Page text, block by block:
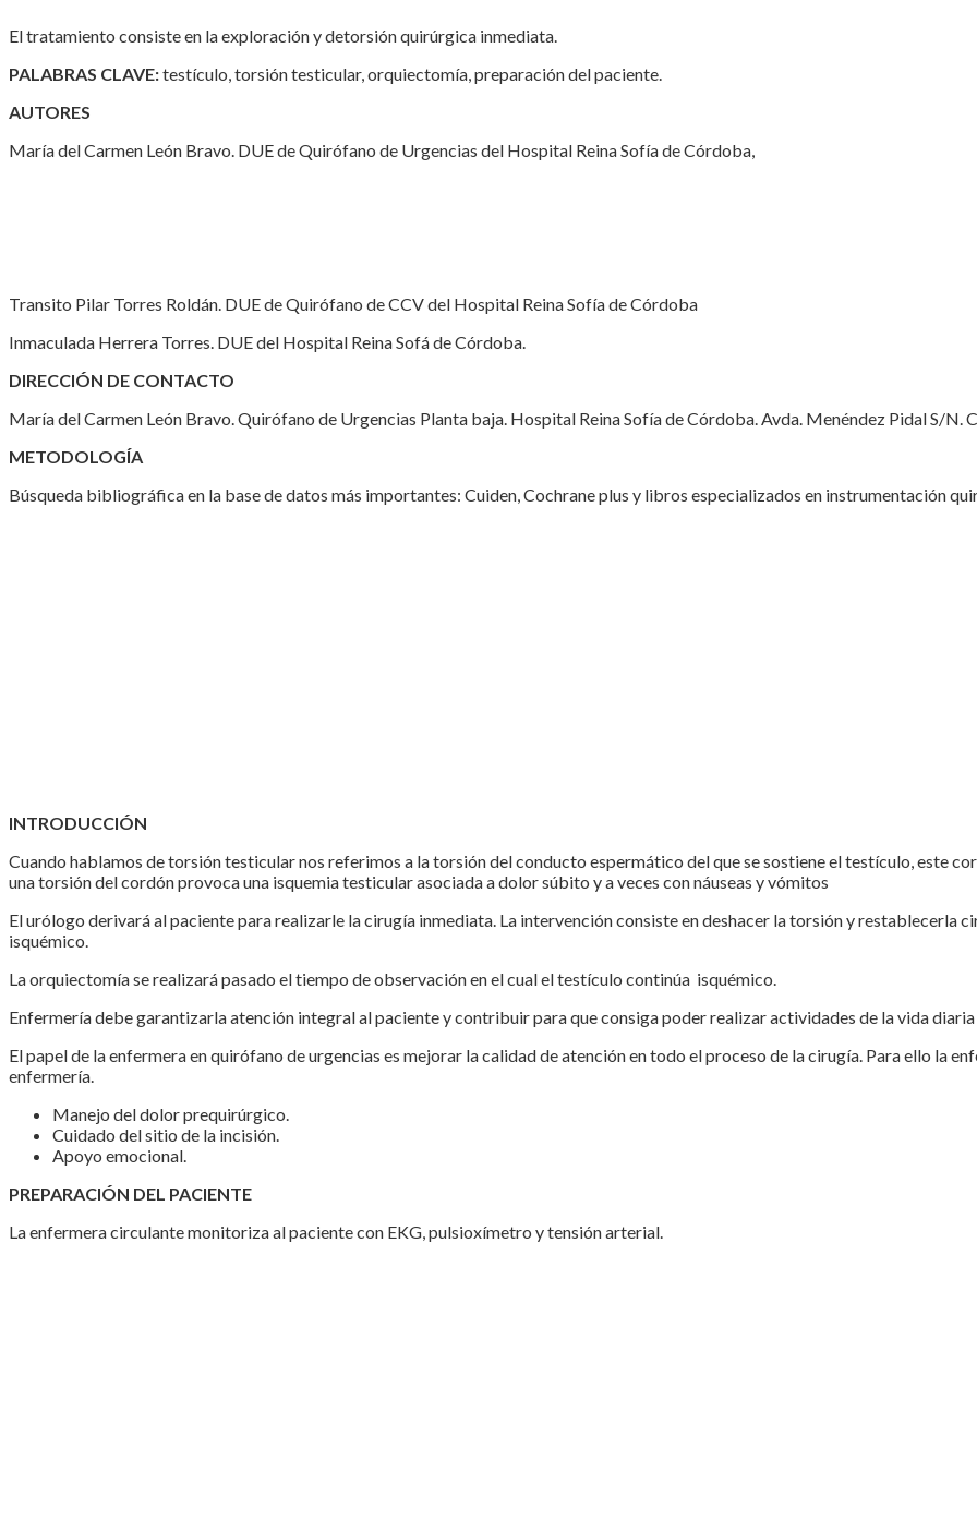
El tratamiento consiste en la exploración y detorsión quirúrgica inmediata.
PALABRAS CLAVE:testículo, torsión testicular, orquiectomía, preparación del paciente.
AUTORES
María del Carmen León Bravo. DUE de Quirófano de Urgencias del Hospital Reina Sofía de Córdoba,
Transito Pilar Torres Roldán. DUE de Quirófano de CCV del Hospital Reina Sofía de Córdoba
Inmaculada Herrera Torres. DUE del Hospital Reina Sofá de Córdoba.
DIRECCIÓN DE CONTACTO
María del Carmen León Bravo. Quirófano de Urgencias Planta baja. Hospital Reina Sofía de Córdoba. Avda. Menéndez Pidal S/N.
METODOLOGÍA
Búsqueda bibliográfica en la base de datos más importantes: Cuiden, Cochrane plus y libros especializados en instrumentación
INTRODUCCIÓN
Cuando hablamos de torsión testicular nos referimos a la torsión del conducto espermático del que se sostiene el testículo, este
una torsión del cordón provoca una isquemia testicular asociada a dolor súbito y a veces con náuseas y vómitos
El urólogo derivará al paciente para realizarle la cirugía inmediata. La intervención consiste en deshacer la torsión y restablecerla
isquémico.
La orquiectomía se realizará pasado el tiempo de observación en el cual el testículo continúa isquémico.
Enfermería debe garantizarla atención integral al paciente y contribuir para que consiga poder realizar actividades de la vida diaria
El papel de la enfermera en quirófano de urgencias es mejorar la calidad de atención en todo el proceso de la cirugía. Para ello la
enfermería.
Manejo del dolor prequirúrgico.
Cuidado del sitio de la incisión.
Apoyo emocional.
PREPARACIÓN DEL PACIENTE
La enfermera circulante monitoriza al paciente con EKG, pulsioxímetro y tensión arterial.